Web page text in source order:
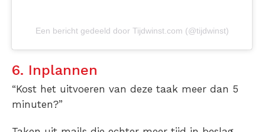
Een bericht gedeeld door Tijdwinst.com (@tijdwinst)
6. Inplannen
“Kost het uitvoeren van deze taak meer dan 5
minuten?”